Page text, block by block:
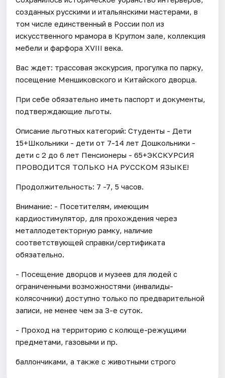
созданных русскими и итальянскими мастерами, в
том числе единственный в России пол из
искусственного мрамора в Круглом зале, коллекция
мебели и фарфора XVIII века.
Вас ждет: трассовая экскурсия, прогулка по парку,
посещение Меншиковского и Китайского дворца.
При себе обязательно иметь паспорт и документы,
подтверждающие льготы.
Описание льготных категорий: Студенты - Дети
15+Школьники - дети от 7-14 лет Дошкольники -
дети с 2 до 6 лет Пенсионеры - 65+ЭКСКУРСИЯ
ПРОВОДИТСЯ ТОЛЬКО НА РУССКОМ ЯЗЫКЕ!
Продолжительность: 7 -7, 5 часов.
Внимание: - Посетителям, имеющим
кардиостимулятор, для прохождения через
металлодетекторную рамку, наличие
соответствующей справки/сертификата
обязательно.
- Посещение дворцов и музеев для людей с
ограниченными возможностями (инвалиды-
колясочники) доступно только по предварительной
записи, не менее чем за 3-е суток.
- Проход на территорию с колюще-режущими
предметами, газовыми и пр.
баллончиками, а также с животными строго